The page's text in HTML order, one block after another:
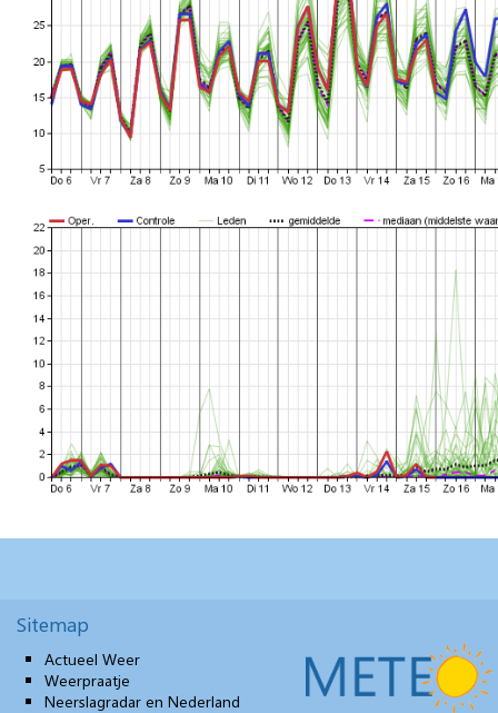
Sitemap
Actueel Weer
Weerpraatje
Neerslagradar en Nederland